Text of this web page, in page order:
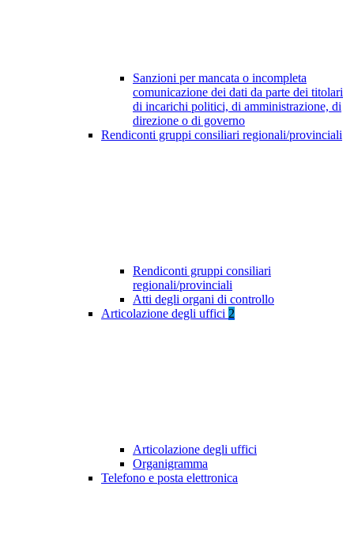
Sanzioni per mancata o incompleta
comunicazione dei dati da parte dei titolari
di incarichi politici, di amministrazione, di
direzione o di governo
Rendiconti gruppi consiliari regionali/provinciali
Rendiconti gruppi consiliari
regionali/provinciali
Atti degli organi di controllo
Articolazione degli uffici 2
Articolazione degli uffici
Organigramma
Telefono e posta elettronica